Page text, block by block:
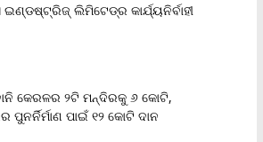
ଇଣ୍ଡଷ୍ଟ୍ରିଜ୍ ଲିମିଟେଡ୍‌ର କାର୍ଯ୍ୟନିର୍ବାହୀ
କେରଳର ୨ଟି ମନ୍ଦିରକୁ ୬ କୋଟି,
ପାଇଁ ୧୨ କୋଟି ଦାନ